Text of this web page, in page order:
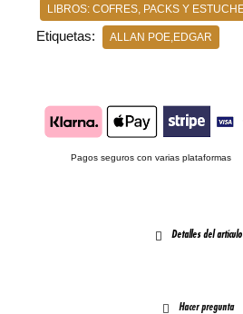
LIBROS: COFRES, PACKS Y
Etiquetas: ALLAN POE,EDGAR
Pagos seguros con varias plataformas
Detalles del artículo
Hacer pregunta